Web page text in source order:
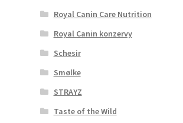
Royal Canin Care Nutrition
Royal Canin konzervy
Schesir
Smølke
STRAYZ
Taste of the Wild